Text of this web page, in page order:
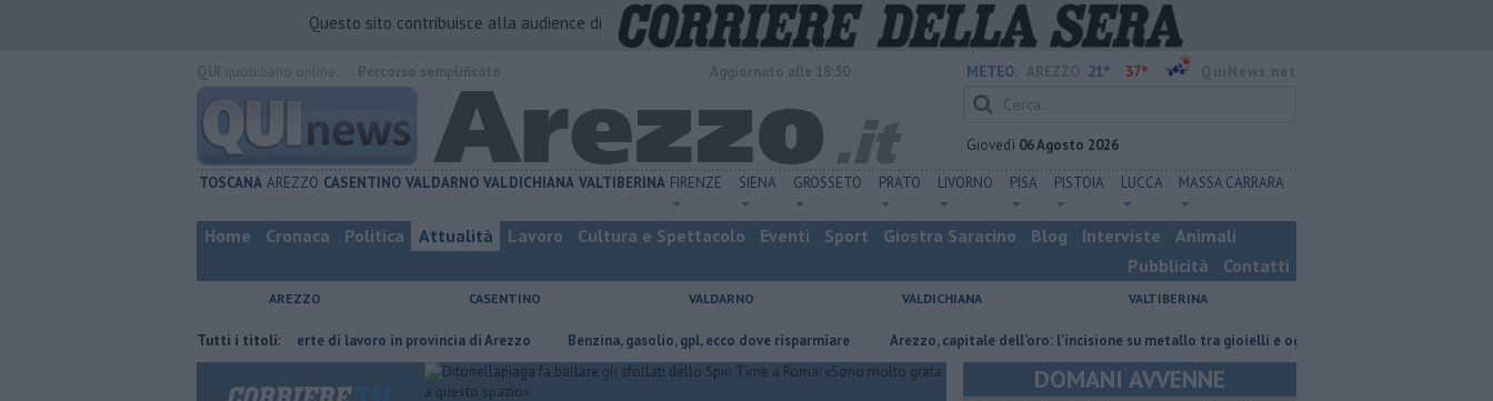
Questo sito contribuisce alla audience di
METEO: 21° 37°
Giovedì 06 Agosto 2026
TOSCANA AREZZO CASENTINO VALDARNO VALDICHIANA VALTIBERINA FIRENZE SIENA GROSSETO PRATO LIVORNO PISA PISTOIA LUCCA MASSA CARRARA
Home Cronaca Politica Attualità Lavoro Cultura e Spettacolo Eventi Sport Giostra Saracino Blog Interviste
Animali
Pubblicità
Contatti
AREZZO CASENTINO VALDARNO VALDICHIANA VALTIBERINA
Tutti i titoli:
​Tutte le offerte di lavoro in provincia di Arezzo ​Benzina, gasolio, gpl, ecco dove risparmiare Arezzo, capitale dell’oro: l’incisione su metallo tra gioielli e oggetti personalizzati
DOMANI AVVENNE